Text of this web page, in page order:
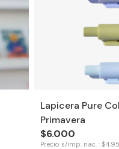
Lapicera Pure
Primavera
$6.000
Precio s/imp. nac. :